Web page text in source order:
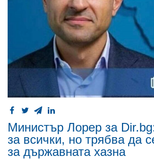
Министър Лорер за
за всички, но трябва да
за държавната хазна